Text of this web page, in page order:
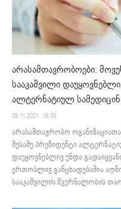
არასამთავრობოები:
სააკაშვილი
ალტერნატიულ
09.11.2021. 16:30
არასამთავრობო
მესამე პრეზიდენტი
დაუყოვნებლივ უნდა
ერთობლივ განცხადებაშია
სააკაშვილის მკურნალობის